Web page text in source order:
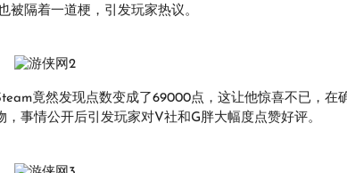
被隔着一道梗，引发玩家热议。
竟然发现点数变成了69000点，这让他惊喜不已，在
事情公开后引发玩家对V社和G胖大幅度点赞好评。